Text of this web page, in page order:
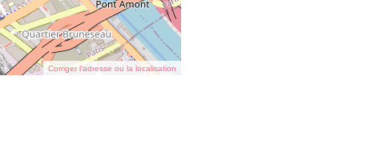
Corriger l’adresse ou la localisation